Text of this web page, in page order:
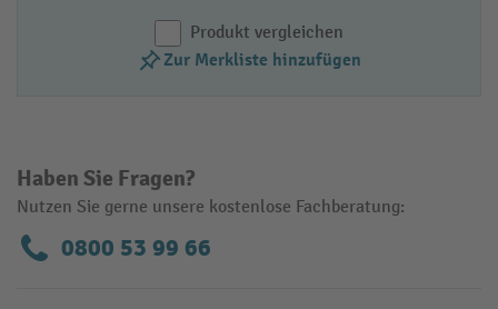
Produkt vergleichen
Zur Merkliste hinzufügen
Haben Sie Fragen?
Nutzen Sie gerne unsere kostenlose Fachberatung:
0800 53 99 66